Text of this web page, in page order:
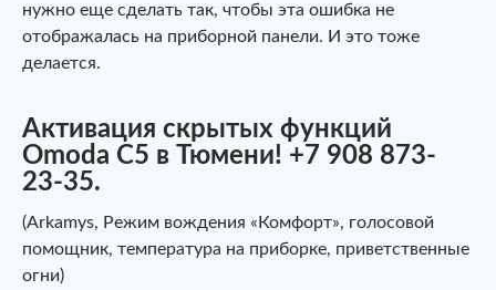
нужно еще сделать так, чтобы эта ошибка не
отображалась на приборной панели. И это тоже
делается.
Активация скрытых функций
Omoda C5 в Тюмени! +7 908 873-
23-35.
(Arkamys, Режим вождения «Комфорт», голосовой
помощник, температура на приборке, приветственные
огни)